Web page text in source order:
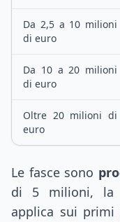
Da 2,5 a 10 milioni
di euro
Da 10 a 20 milioni
di euro
Oltre 20 milioni di
euro
Le fasce sono
di 5 milioni, la
applica sui primi